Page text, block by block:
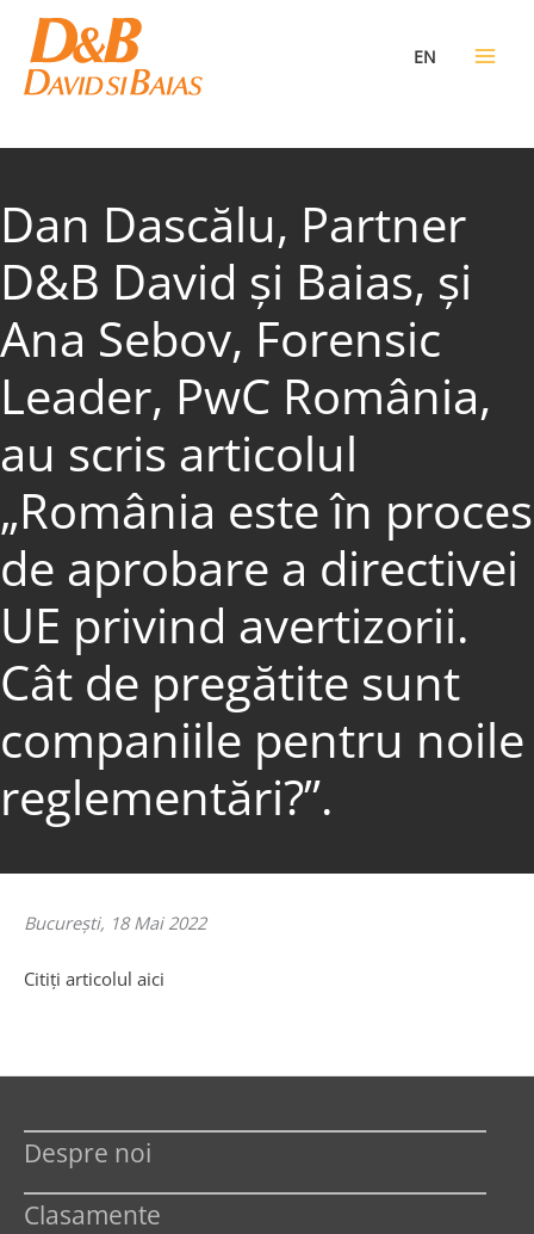
content
EN
Dan Dascălu, Partner
D&B David și Baias, și
Ana Sebov, Forensic
Leader, PwC România,
au scris articolul
„România este în proces
de aprobare a directivei
UE privind avertizorii.
Cât de pregătite sunt
companiile pentru noile
reglementări?”.
Bucureşti, 18 Mai 2022
Citiţi articolul aici
Despre noi
Clasamente